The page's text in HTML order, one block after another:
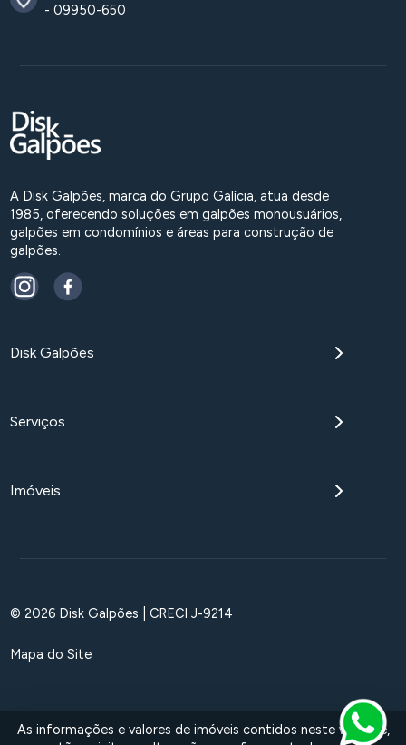
- 09950-650
A Disk Galpões, marca do Grupo Galícia, atua desde
1985, oferecendo soluções em galpões monousuários,
galpões em condomínios e áreas para construção de
galpões.
Disk Galpões
Serviços
Imóveis
© 2026 Disk Galpões | CRECI J-9214
Mapa do Site
As informações e valores de imóveis contidos neste website,